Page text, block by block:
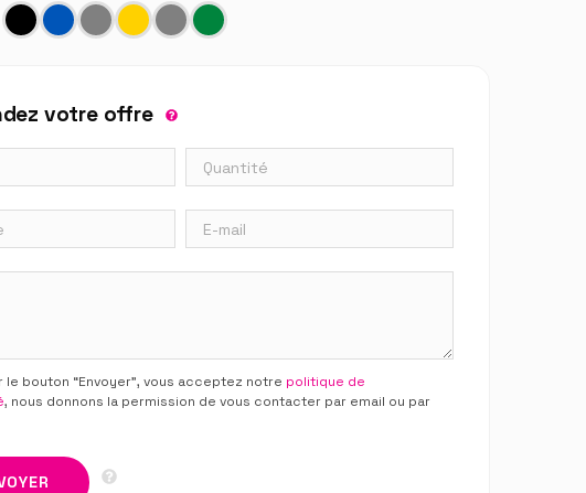
votre offre
le bouton “Envoyer”, vous acceptez notre politique de
, nous donnons la permission de vous contacter par email ou par